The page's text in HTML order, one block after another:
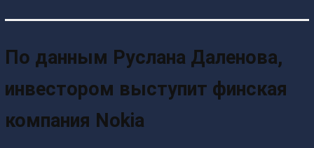
По данным Руслана Даленова,
инвестором выступит финская
компания Nokia